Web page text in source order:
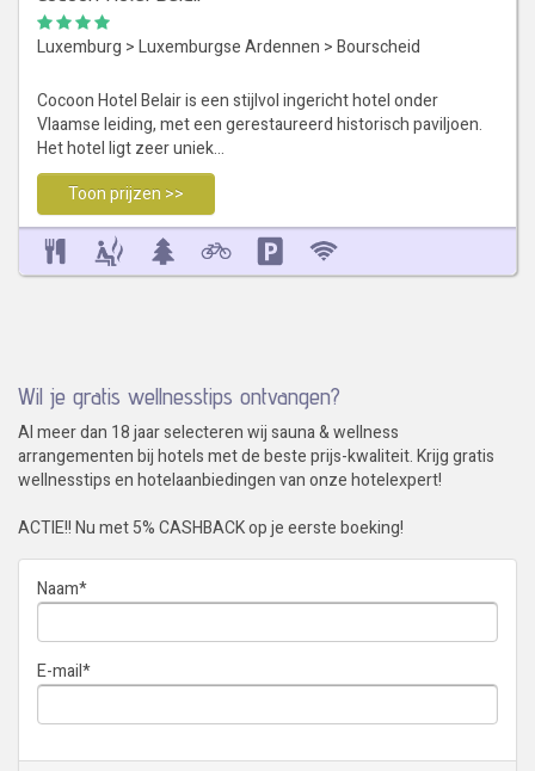
Luxemburg >Luxemburgse Ardennen >Bourscheid
Cocoon Hotel Belair is een stijlvol ingericht hotel onder
Vlaamse leiding, met een gerestaureerd historisch paviljoen.
Het hotel ligt zeer uniek…
Toon prijzen >>
Wil je gratis wellnesstips ontvangen?
Al meer dan 18 jaar selecteren wij sauna & wellness
arrangementen bij hotels met de beste prijs-kwaliteit. Krijg gratis
wellnesstips en hotelaanbiedingen van onze hotelexpert!
ACTIE!! Nu met 5% CASHBACK op je eerste boeking!
Naam*
E-mail*